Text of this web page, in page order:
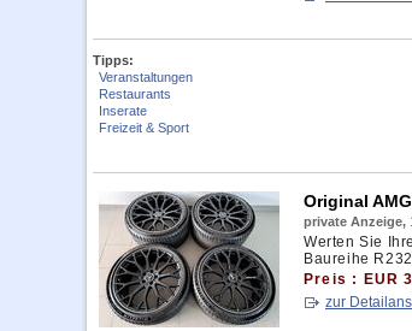
Tipps:
Veranstaltungen
Restaurants
Inserate
Freizeit & Sport
Original
private Anzeige,
Werten Sie
Baureihe
Preis : EUR
zur